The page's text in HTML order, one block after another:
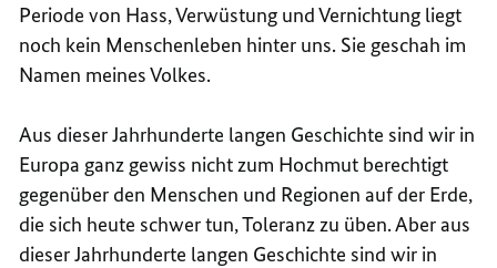
Periode von Hass, Verwüstung und Vernichtung liegt
noch kein Menschenleben hinter uns. Sie geschah im
Namen meines Volkes.
Aus dieser Jahrhunderte langen Geschichte sind wir in
Europa ganz gewiss nicht zum Hochmut berechtigt
gegenüber den Menschen und Regionen auf der Erde,
die sich heute schwer tun, Toleranz zu üben. Aber aus
dieser Jahrhunderte langen Geschichte sind wir in